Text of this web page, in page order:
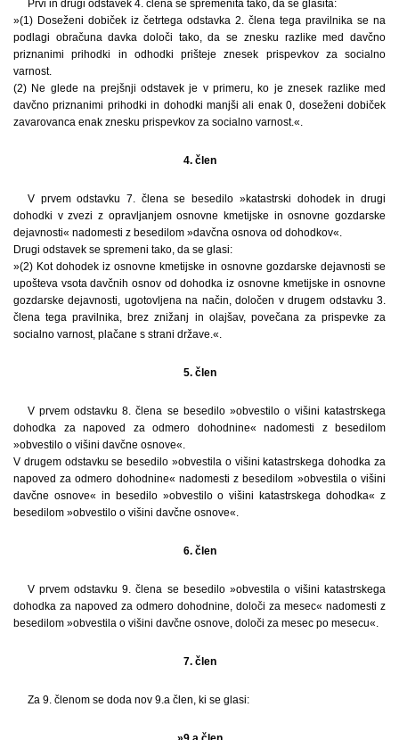
Prvi in drugi odstavek 4. člena se spremenita tako, da se glasita:
»(1) Doseženi dobiček iz četrtega odstavka 2. člena tega pravilnika se na
podlagi obračuna davka določi tako, da se znesku razlike med davčno
priznanimi prihodki in odhodki prišteje znesek prispevkov za socialno
varnost.
(2) Ne glede na prejšnji odstavek je v primeru, ko je znesek razlike med
davčno priznanimi prihodki in dohodki manjši ali enak 0, doseženi dobiček
zavarovanca enak znesku prispevkov za socialno varnost.«.
4. člen
V prvem odstavku 7. člena se besedilo »katastrski dohodek in drugi
dohodki v zvezi z opravljanjem osnovne kmetijske in osnovne gozdarske
dejavnosti« nadomesti z besedilom »davčna osnova od dohodkov«.
Drugi odstavek se spremeni tako, da se glasi:
»(2) Kot dohodek iz osnovne kmetijske in osnovne gozdarske dejavnosti se
upošteva vsota davčnih osnov od dohodka iz osnovne kmetijske in osnovne
gozdarske dejavnosti, ugotovljena na način, določen v drugem odstavku 3.
člena tega pravilnika, brez znižanj in olajšav, povečana za prispevke za
socialno varnost, plačane s strani države.«.
5. člen
V prvem odstavku 8. člena se besedilo »obvestilo o višini katastrskega
dohodka za napoved za odmero dohodnine« nadomesti z besedilom
»obvestilo o višini davčne osnove«.
V drugem odstavku se besedilo »obvestila o višini katastrskega dohodka za
napoved za odmero dohodnine« nadomesti z besedilom »obvestila o višini
davčne osnove« in besedilo »obvestilo o višini katastrskega dohodka« z
besedilom »obvestilo o višini davčne osnove«.
6. člen
V prvem odstavku 9. člena se besedilo »obvestila o višini katastrskega
dohodka za napoved za odmero dohodnine, določi za mesec« nadomesti z
besedilom »obvestila o višini davčne osnove, določi za mesec po mesecu«.
7. člen
Za 9. členom se doda nov 9.a člen, ki se glasi: